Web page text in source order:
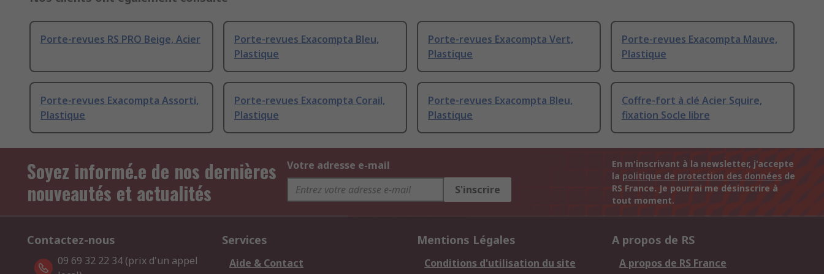
Porte-revues RS PRO Beige, Acier
Porte-revues Exacompta Bleu,
Plastique
Porte-revues Exacompta Vert,
Plastique
Porte-revues Exacompta Mauve,
Plastique
Porte-revues Exacompta Assorti,
Plastique
Porte-revues Exacompta Corail,
Plastique
Porte-revues Exacompta Bleu,
Plastique
Coffre-fort à clé Acier Squire,
fixation Socle libre
Soyez informé.e de nos dernières
nouveautés et actualités
Votre adresse e-mail
S'inscrire
En m'inscrivant à la newsletter, j'accepte
la politique de protection des données de
RS France. Je pourrai me désinscrire à
tout moment.
Contactez-nous
09 69 32 22 34 (prix d'un appel
Services
Aide & Contact
Mentions Légales
Conditions d'utilisation du site
A propos de RS
A propos de RS France